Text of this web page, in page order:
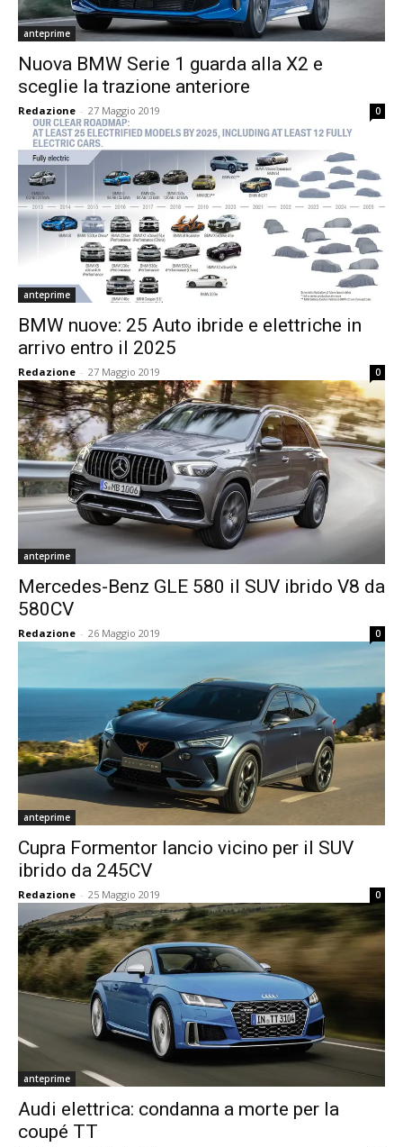
anteprime
Nuova BMW Serie 1 guarda alla X2 e
sceglie la trazione anteriore
Redazione - 27 Maggio 2019 0
anteprime
BMW nuove: 25 Auto ibride e elettriche in
arrivo entro il 2025
Redazione - 27 Maggio 2019 0
anteprime
Mercedes-Benz GLE 580 il SUV ibrido V8 da
580CV
Redazione - 26 Maggio 2019 0
anteprime
Cupra Formentor lancio vicino per il SUV
ibrido da 245CV
Redazione - 25 Maggio 2019 0
anteprime
Audi elettrica: condanna a morte per la
coupé TT